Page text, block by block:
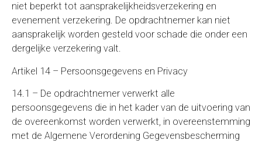
niet beperkt tot aansprakelijkheidsverzekering en
evenement verzekering. De opdrachtnemer kan niet
aansprakelijk worden gesteld voor schade die onder een
dergelijke verzekering valt.
Artikel 14 – Persoonsgegevens en Privacy
14.1 – De opdrachtnemer verwerkt alle
persoonsgegevens die in het kader van de uitvoering van
de overeenkomst worden verwerkt, in overeenstemming
met de Algemene Verordening Gegevensbescherming